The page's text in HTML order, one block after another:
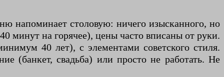
напоминает столовую: ничего изысканного, но
минут на горячее), цены часто вписаны от руки.
40 лет), с элементами советского стиля.
(банкет, свадьба) или просто не работать. Не